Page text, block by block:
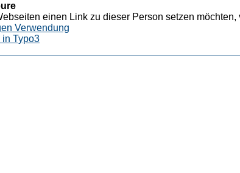
einen Link zu dieser Person setzen
Verwendung
in Typo3